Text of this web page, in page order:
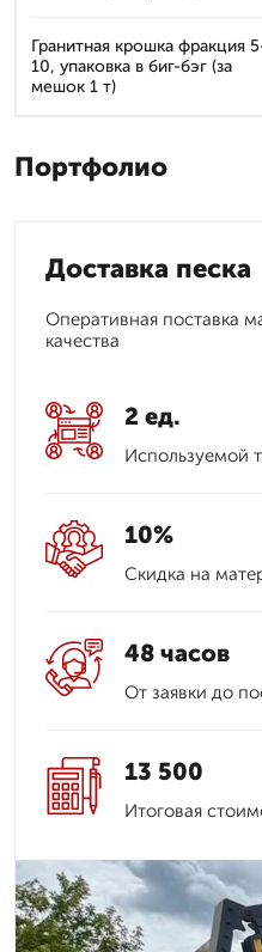
Гранитная крошка фракция
10, упаковка в биг-бэг (за
мешок 1 т)
Портфолио
Доставка песка
Оперативная поставка
качества
2 ед.
Используемой
10%
Скидка на
48 часов
От заявки до
13 500
Итоговая